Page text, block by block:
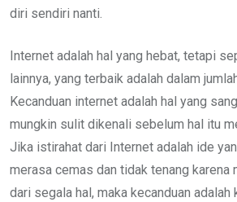
diri sendiri nanti.
Internet adalah hal yang hebat, tetapi
lainnya, yang terbaik adalah dalam
Kecanduan internet adalah hal yang
mungkin sulit dikenali sebelum hal itu
Jika istirahat dari Internet adalah ide
merasa cemas dan tidak tenang karena
dari segala hal, maka kecanduan adalah